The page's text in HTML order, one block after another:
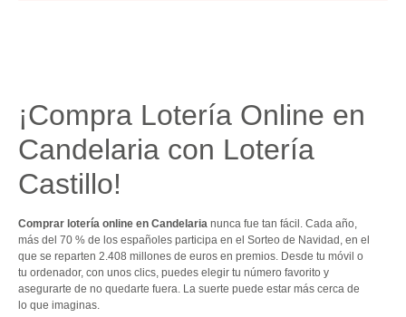
¡Compra Lotería Online en
Candelaria con Lotería
Castillo!
Comprar lotería online en Candelaria nunca fue tan fácil. Cada año,
más del 70 % de los españoles participa en el Sorteo de Navidad, en el
que se reparten 2.408 millones de euros en premios. Desde tu móvil o
tu ordenador, con unos clics, puedes elegir tu número favorito y
asegurarte de no quedarte fuera. La suerte puede estar más cerca de
lo que imaginas.